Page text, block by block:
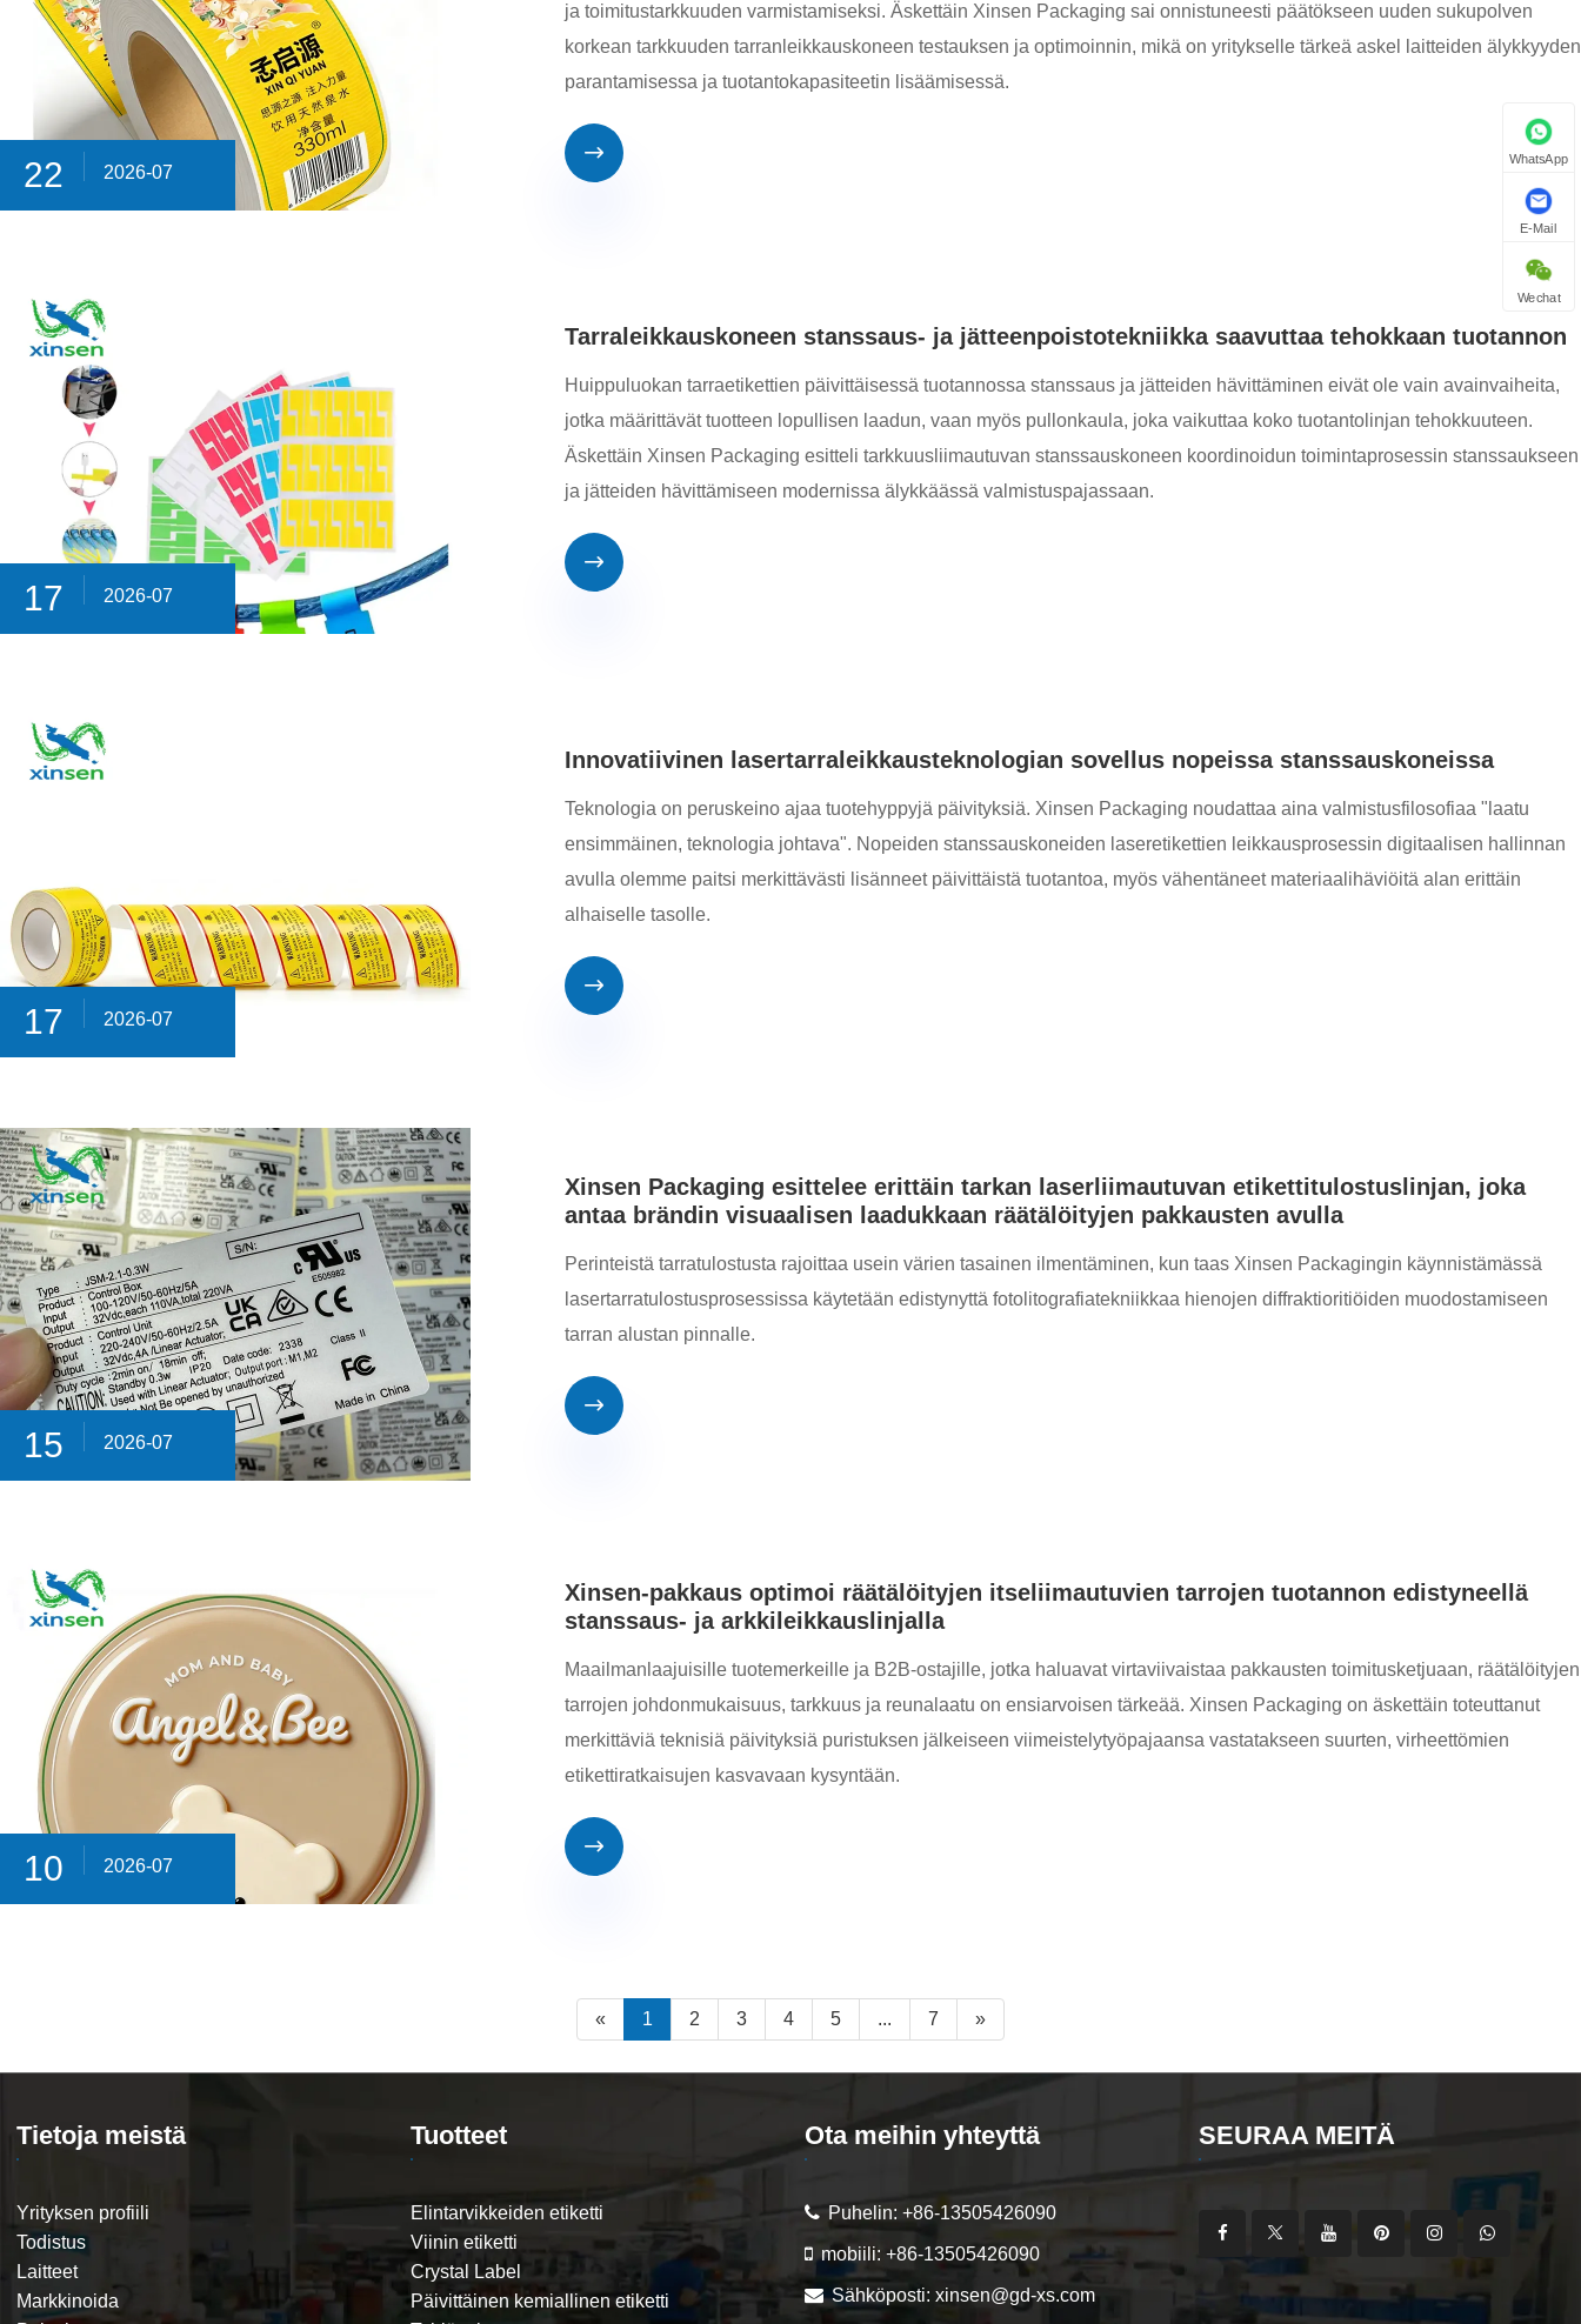
22 2026-07
ja toimitustarkkuuden varmistamiseksi. Äskettäin Xinsen Packaging sai onnistuneesti päätökseen uuden sukupolven
korkean tarkkuuden tarranleikkauskoneen testauksen ja optimoinnin, mikä on yritykselle tärkeä askel laitteiden älykkyyden
parantamisessa ja tuotantokapasiteetin lisäämisessä.

17 2026-07
Tarraleikkauskoneen stanssaus- ja jätteenpoistotekniikka saavuttaa tehokkaan tuotannon
Huippuluokan tarraetikettien päivittäisessä tuotannossa stanssaus ja jätteiden hävittäminen eivät ole vain avainvaiheita,
jotka määrittävät tuotteen lopullisen laadun, vaan myös pullonkaula, joka vaikuttaa koko tuotantolinjan tehokkuuteen.
Äskettäin Xinsen Packaging esitteli tarkkuusliimautuvan stanssauskoneen koordinoidun toimintaprosessin stanssaukseen
ja jätteiden hävittämiseen modernissa älykkäässä valmistuspajassaan.

17 2026-07
Innovatiivinen lasertarraleikkausteknologian sovellus nopeissa stanssauskoneissa
Teknologia on peruskeino ajaa tuotehyppyjä päivityksiä. Xinsen Packaging noudattaa aina valmistusfilosofiaa "laatu
ensimmäinen, teknologia johtava". Nopeiden stanssauskoneiden laseretikettien leikkausprosessin digitaalisen hallinnan
avulla olemme paitsi merkittävästi lisänneet päivittäistä tuotantoa, myös vähentäneet materiaalihäviöitä alan erittäin
alhaiselle tasolle.

15 2026-07
Xinsen Packaging esittelee erittäin tarkan laserliimautuvan etikettitulostuslinjan, joka
antaa brändin visuaalisen laadukkaan räätälöityjen pakkausten avulla
Perinteistä tarratulostusta rajoittaa usein värien tasainen ilmentäminen, kun taas Xinsen Packagingin käynnistämässä
lasertarratulostusprosessissa käytetään edistynyttä fotolitografiatekniikkaa hienojen diffraktioritiöiden muodostamiseen
tarran alustan pinnalle.

10 2026-07
Xinsen-pakkaus optimoi räätälöityjen itseliimautuvien tarrojen tuotannon edistyneellä
stanssaus- ja arkkileikkauslinjalla
Maailmanlaajuisille tuotemerkeille ja B2B-ostajille, jotka haluavat virtaviivaistaa pakkausten toimitusketjuaan, räätälöityjen
tarrojen johdonmukaisuus, tarkkuus ja reunalaatu on ensiarvoisen tärkeää. Xinsen Packaging on äskettäin toteuttanut
merkittäviä teknisiä päivityksiä puristuksen jälkeiseen viimeistelytyöpajaansa vastatakseen suurten, virheettömien
etikettiratkaisujen kasvavaan kysyntään.

« 1 2 3 4 5 ... 7 »
Tietoja meistä
Yrityksen profiili
Todistus
Laitteet
Markkinoida
Tuotteet
Elintarvikkeiden etiketti
Viinin etiketti
Crystal Label
Päivittäinen kemiallinen etiketti
Ota meihin yhteyttä
Puhelin: +86-13505426090
mobiili: +86-13505426090
Sähköposti: xinsen@gd-xs.com
SEURAA MEITÄ
WhatsApp
E-Mail
Wechat